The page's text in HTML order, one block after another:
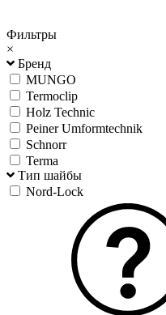
Фильтры
×
Бренд
MUNGO
Termoclip
Holz Technic
Peiner Umformtechnik
Schnorr
Terma
Тип шайбы
Nord-Lock